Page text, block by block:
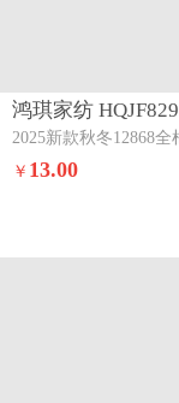
鸿琪家纺 HQJF829
￥ 13.00